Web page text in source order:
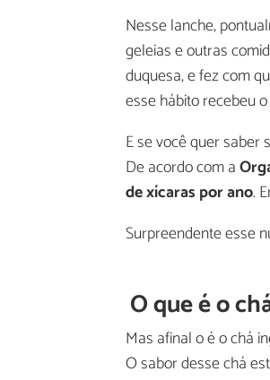
Nesse lanche,
geleias e outras
duquesa, e fez com
esse hábito recebeu
E se você quer saber
De acordo com a
de xícaras por ano.
Surpreendente esse
O que é o
Mas afinal o é o chá
O sabor desse chá